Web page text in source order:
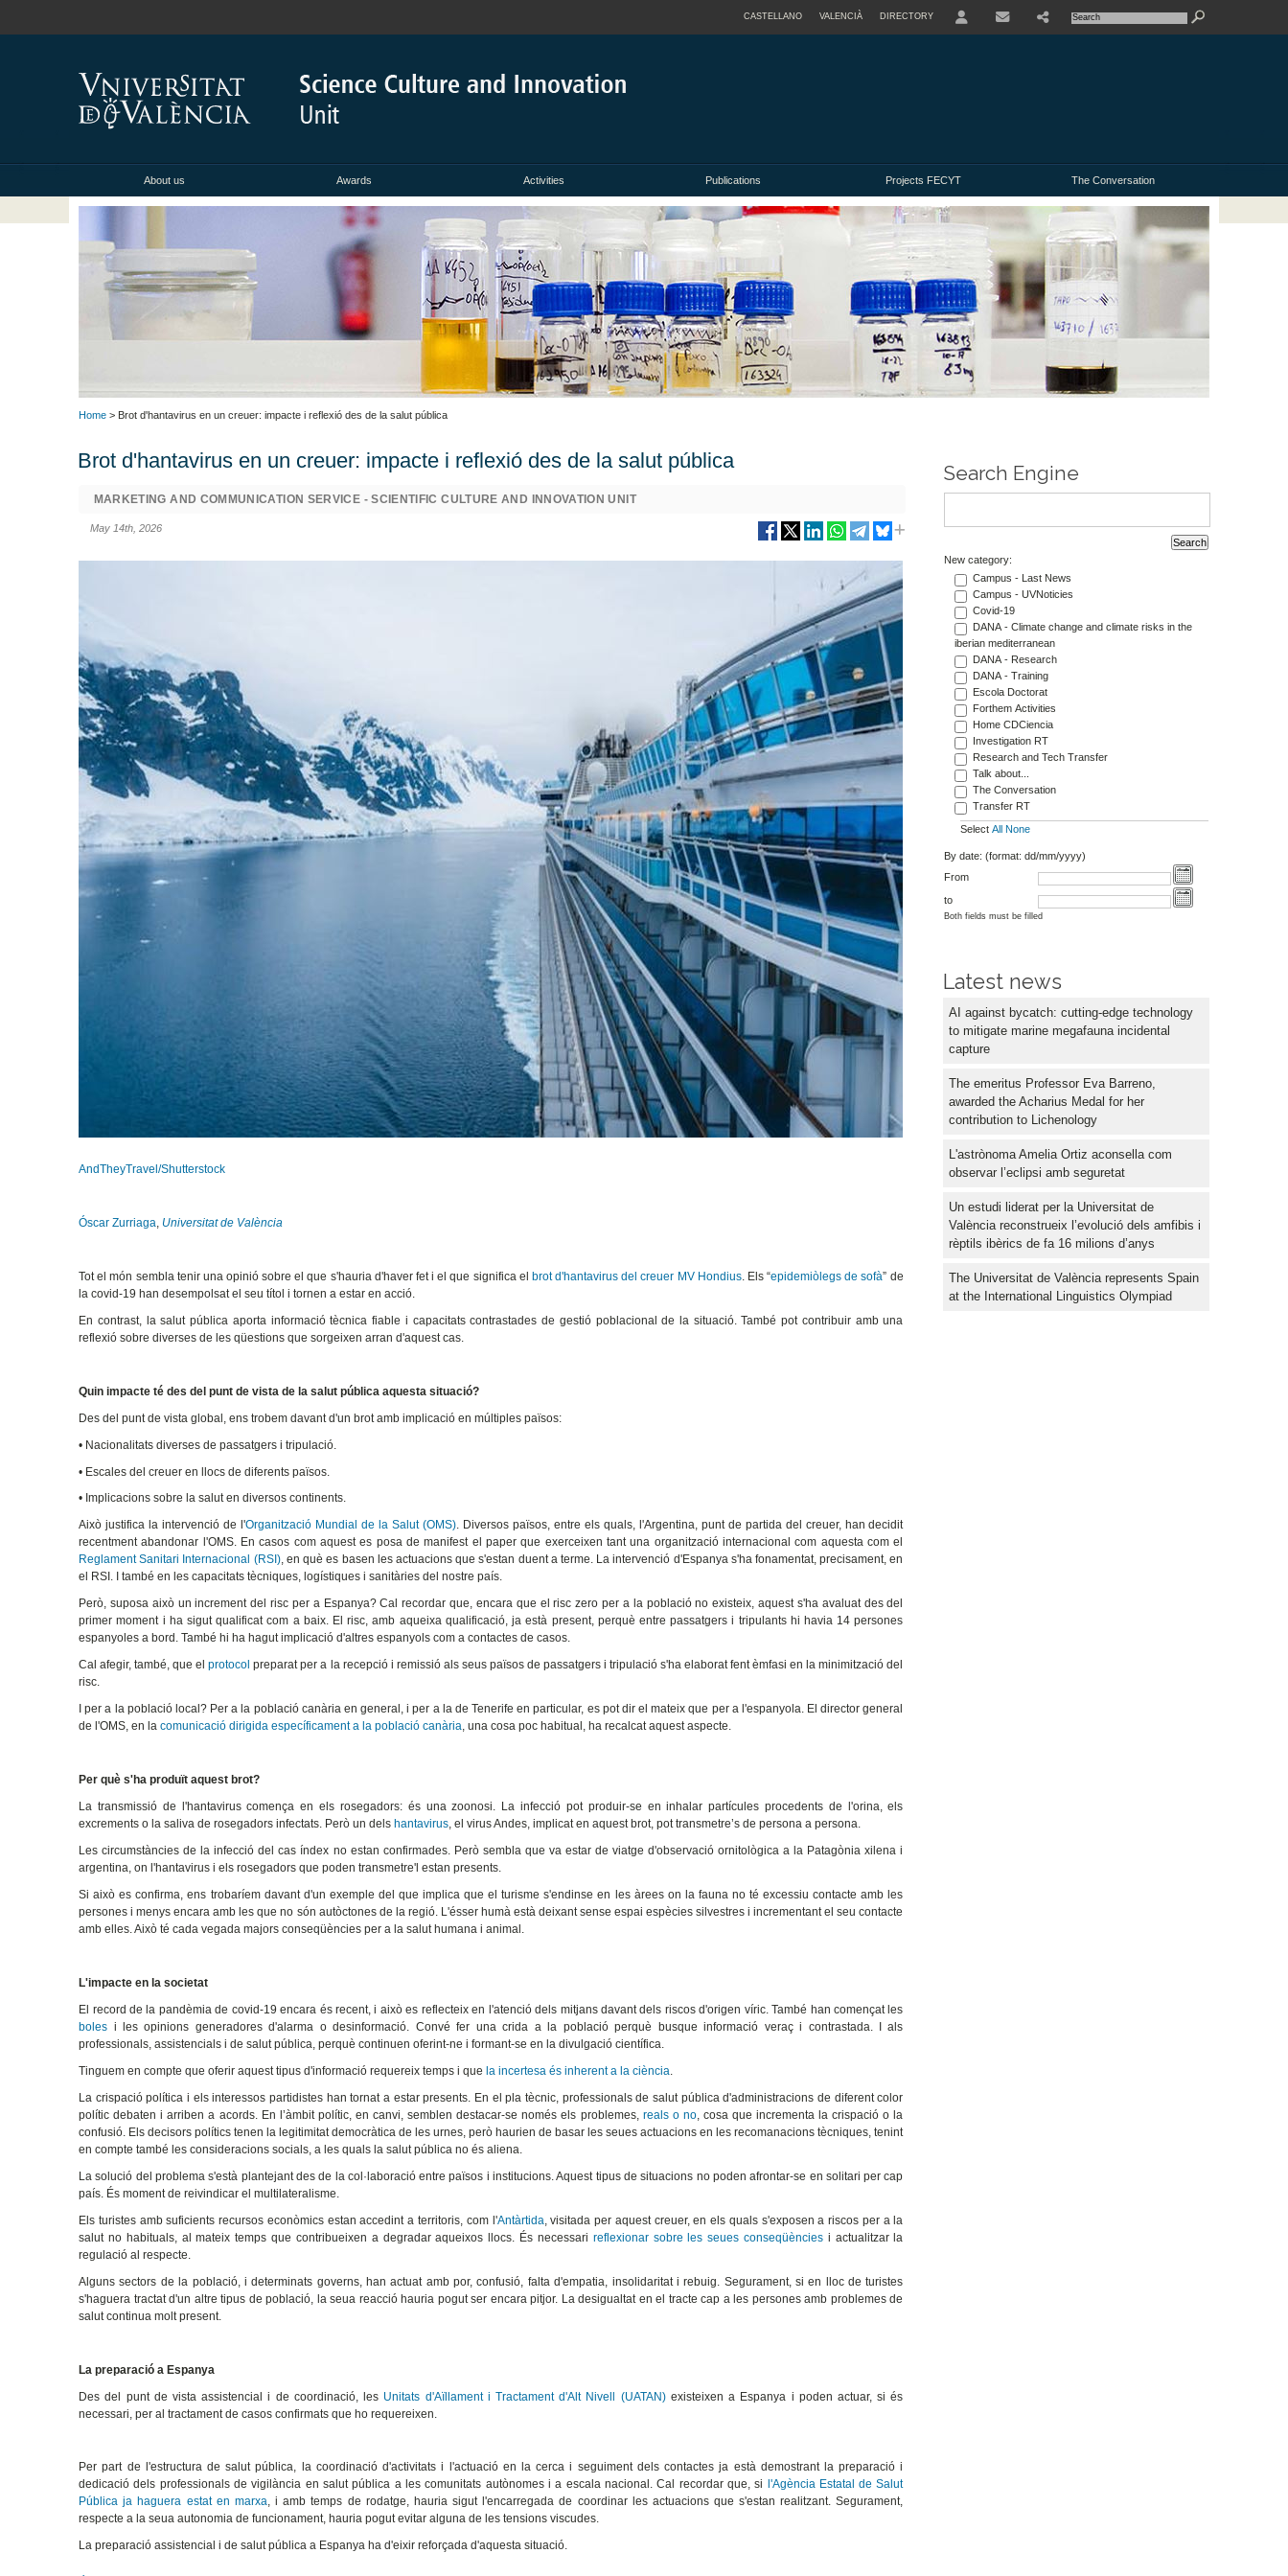
CASTELLANO VALENCIÀ DIRECTORY
About us Awards Activities Publications Projects FECYT The Conversation
Home > Brot d'hantavirus en un creuer: impacte i reflexió des de la salut pública
Brot d'hantavirus en un creuer: impacte i reflexió des de la salut pública
MARKETING AND COMMUNICATION SERVICE - SCIENTIFIC CULTURE AND INNOVATION UNIT
May 14th, 2026
AndTheyTravel/Shutterstock
Óscar Zurriaga, Universitat de València
Tot el món sembla tenir una opinió sobre el que s'hauria d'haver fet i el que significa el brot d'hantavirus del creuer MV Hondius. Els “epidemiòlegs de sofà” de
la covid-19 han desempolsat el seu títol i tornen a estar en acció.
En contrast, la salut pública aporta informació tècnica fiable i capacitats contrastades de gestió poblacional de la situació. També pot contribuir amb una
reflexió sobre diverses de les qüestions que sorgeixen arran d'aquest cas.
Quin impacte té des del punt de vista de la salut pública aquesta situació?
Des del punt de vista global, ens trobem davant d'un brot amb implicació en múltiples països:
• Nacionalitats diverses de passatgers i tripulació.
• Escales del creuer en llocs de diferents països.
• Implicacions sobre la salut en diversos continents.
Això justifica la intervenció de l'Organització Mundial de la Salut (OMS). Diversos països, entre els quals, l'Argentina, punt de partida del creuer, han decidit
recentment abandonar l'OMS. En casos com aquest es posa de manifest el paper que exerceixen tant una organització internacional com aquesta com el
Reglament Sanitari Internacional (RSI), en què es basen les actuacions que s'estan duent a terme. La intervenció d'Espanya s'ha fonamentat, precisament, en
el RSI. I també en les capacitats tècniques, logístiques i sanitàries del nostre país.
Però, suposa això un increment del risc per a Espanya? Cal recordar que, encara que el risc zero per a la població no existeix, aquest s'ha avaluat des del
primer moment i ha sigut qualificat com a baix. El risc, amb aqueixa qualificació, ja està present, perquè entre passatgers i tripulants hi havia 14 persones
espanyoles a bord. També hi ha hagut implicació d'altres espanyols com a contactes de casos.
Cal afegir, també, que elprotocol preparat per a la recepció i remissió als seus països de passatgers i tripulació s'ha elaborat fent èmfasi en la minimització del
risc.
I per a la població local? Per a la població canària en general, i per a la de Tenerife en particular, es pot dir el mateix que per a l'espanyola. El director general
de l'OMS, en lacomunicació dirigida específicament a la població canària, una cosa poc habitual, ha recalcat aquest aspecte.
Per què s'ha produït aquest brot?
La transmissió de l'hantavirus comença en els rosegadors: és una zoonosi. La infecció pot produir-se en inhalar partícules procedents de l'orina, els
excrements o la saliva de rosegadors infectats. Però un dels hantavirus, el virus Andes, implicat en aquest brot, pot transmetre’s de persona a persona.
Les circumstàncies de la infecció del cas índex no estan confirmades. Però sembla que va estar de viatge d'observació ornitològica a la Patagònia xilena i
argentina, on l'hantavirus i els rosegadors que poden transmetre'l estan presents.
Si això es confirma, ens trobaríem davant d'un exemple del que implica que el turisme s'endinse en les àrees on la fauna no té excessiu contacte amb les
persones i menys encara amb les que no són autòctones de la regió. L'ésser humà està deixant sense espai espècies silvestres i incrementant el seu contacte
amb elles. Això té cada vegada majors conseqüències per a la salut humana i animal.
L'impacte en la societat
El record de la pandèmia de covid-19 encara és recent, i això es reflecteix en l'atenció dels mitjans davant dels riscos d'origen víric. També han començat les
boles i les opinions generadores d'alarma o desinformació. Convé fer una crida a la població perquè busque informació veraç i contrastada. I als
professionals, assistencials i de salut pública, perquè continuen oferint-ne i formant-se en la divulgació científica.
Tinguem en compte que oferir aquest tipus d'informació requereix temps i quela incertesa és inherent a la ciència.
La crispació política i els interessos partidistes han tornat a estar presents. En el pla tècnic, professionals de salut pública d'administracions de diferent color
polític debaten i arriben a acords. En l’àmbit polític, en canvi, semblen destacar-se només els problemes, reals o no, cosa que incrementa la crispació o la
confusió. Els decisors polítics tenen la legitimitat democràtica de les urnes, però haurien de basar les seues actuacions en les recomanacions tècniques, tenint
en compte també les consideracions socials, a les quals la salut pública no és aliena.
La solució del problema s'està plantejant des de la col·laboració entre països i institucions. Aquest tipus de situacions no poden afrontar-se en solitari per cap
país. És moment de reivindicar el multilateralisme.
Els turistes amb suficients recursos econòmics estan accedint a territoris, com l'Antàrtida , visitada per aquest creuer, en els quals s'exposen a riscos per a la
salut no habituals, al mateix temps que contribueixen a degradar aqueixos llocs. És necessari reflexionar sobre les seues conseqüènciesi actualitzar la
regulació al respecte.
Alguns sectors de la població, i determinats governs, han actuat amb por, confusió, falta d'empatia, insolidaritat i rebuig. Segurament, si en lloc de turistes
s'haguera tractat d'un altre tipus de població, la seua reacció hauria pogut ser encara pitjor. La desigualtat en el tracte cap a les persones amb problemes de
salut continua molt present.
La preparació a Espanya
Des del punt de vista assistencial i de coordinació, les Unitats d'Aïllament i Tractament d'Alt Nivell (UATAN)existeixen a Espanya i poden actuar, si és
necessari, per al tractament de casos confirmats que ho requereixen.
Per part de l'estructura de salut pública, la coordinació d'activitats i l'actuació en la cerca i seguiment dels contactes ja està demostrant la preparació i
dedicació dels professionals de vigilància en salut pública a les comunitats autònomes i a escala nacional. Cal recordar que, si
l'Agència Estatal de Salut
Pública ja haguera estat en marxa, i amb temps de rodatge, hauria sigut l'encarregada de coordinar les actuacions que s'estan realitzant. Segurament,
respecte a la seua autonomia de funcionament, hauria pogut evitar alguna de les tensions viscudes.
La preparació assistencial i de salut pública a Espanya ha d'eixir reforçada d'aquesta situació.
Search Engine
New category:
Campus - Last News
Campus - UVNoticies
Covid-19
DANA - Climate change and climate risks in the
iberian mediterranean
DANA - Research
DANA - Training
Escola Doctorat
Forthem Activities
Home CDCiencia
Investigation RT
Research and Tech Transfer
Talk about...
The Conversation
Transfer RT
Select All None
By date: (format: dd/mm/yyyy)
From
to
Both fields must be filled
Latest news
AI against bycatch: cutting-edge technology
to mitigate marine megafauna incidental
capture
The emeritus Professor Eva Barreno,
awarded the Acharius Medal for her
contribution to Lichenology
L'astrònoma Amelia Ortiz aconsella com
observar l’eclipsi amb seguretat
Un estudi liderat per la Universitat de
València reconstrueix l’evolució dels amfibis i
rèptils ibèrics de fa 16 milions d’anys
The Universitat de València represents Spain
at the International Linguistics Olympiad